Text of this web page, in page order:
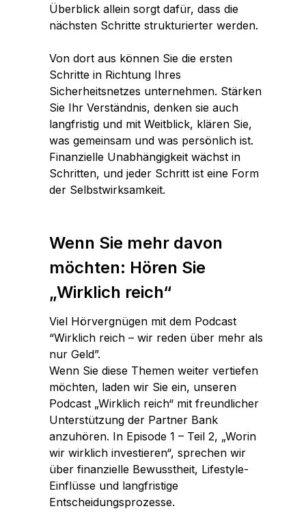
Überblick allein sorgt dafür, dass die
nächsten Schritte strukturierter werden.
Von dort aus können Sie die ersten
Schritte in Richtung Ihres
Sicherheitsnetzes unternehmen. Stärken
Sie Ihr Verständnis, denken sie auch
langfristig und mit Weitblick, klären Sie,
was gemeinsam und was persönlich ist.
Finanzielle Unabhängigkeit wächst in
Schritten, und jeder Schritt ist eine Form
der Selbstwirksamkeit.
Wenn Sie mehr davon
möchten: Hören Sie
„Wirklich reich“
Viel Hörvergnügen mit dem Podcast
“Wirklich reich – wir reden über mehr als
nur Geld”.
Wenn Sie diese Themen weiter vertiefen
möchten, laden wir Sie ein, unseren
Podcast „Wirklich reich“ mit freundlicher
Unterstützung der Partner Bank
anzuhören. In Episode 1 – Teil 2, „Worin
wir wirklich investieren“, sprechen wir
über finanzielle Bewusstheit, Lifestyle-
Einflüsse und langfristige
Entscheidungsprozesse.